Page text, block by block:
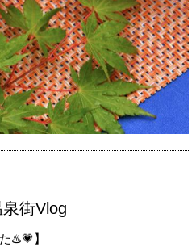
泉街Vlog
♨️💗】